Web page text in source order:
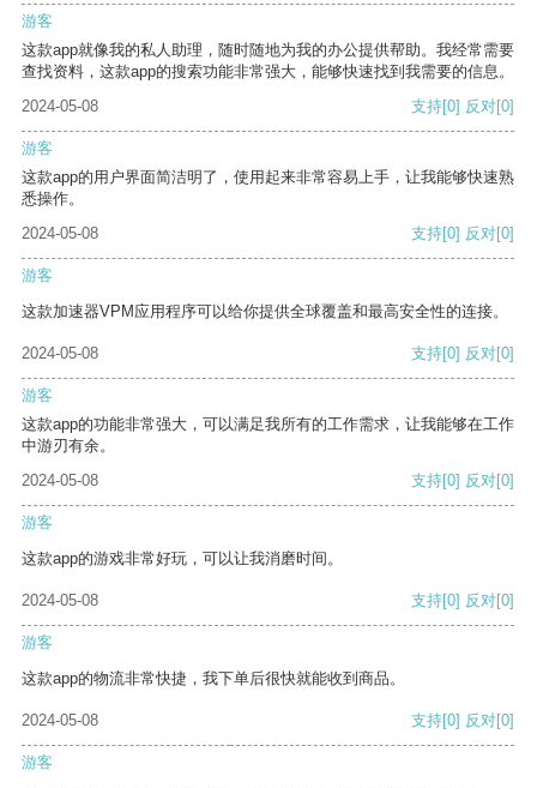
游客
这款app就像我的私人助理，随时随地为我的办公提供帮助。我经常需要
查找资料，这款app的搜索功能非常强大，能够快速找到我需要的信息。
2024-05-08
支持[0] 反对[0]
游客
这款app的用户界面简洁明了，使用起来非常容易上手，让我能够快速熟
悉操作。
2024-05-08
支持[0] 反对[0]
游客
这款加速器VPM应用程序可以给你提供全球覆盖和最高安全性的连接。
2024-05-08 支持[0] 反对[0]
游客
这款app的功能非常强大，可以满足我所有的工作需求，让我能够在工作
中游刃有余。
2024-05-08
支持[0] 反对[0]
游客
这款app的游戏非常好玩，可以让我消磨时间。
2024-05-08 支持[0] 反对[0]
游客
这款app的物流非常快捷，我下单后很快就能收到商品。
2024-05-08 支持[0] 反对[0]
游客